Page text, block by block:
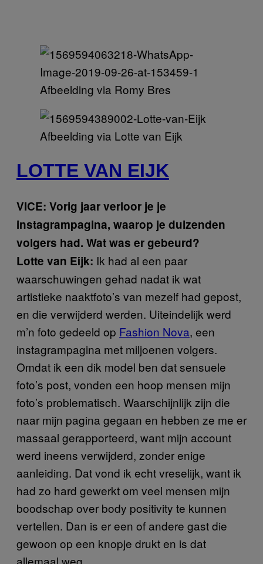
Afbeelding via Romy Bres
Afbeelding via Lotte van Eijk
LOTTE VAN EIJK
VICE: Vorig jaar verloor je je
instagrampagina, waarop je duizenden
volgers had. Wat was er gebeurd?
Lotte van Eijk: Ik had al een paar
waarschuwingen gehad nadat ik wat
artistieke naaktfoto’s van mezelf had gepost,
en die verwijderd werden. Uiteindelijk werd
m’n foto gedeeld op Fashion Nova, een
instagrampagina met miljoenen volgers.
Omdat ik een dik model ben dat sensuele
foto’s post, vonden een hoop mensen mijn
foto’s problematisch. Waarschijnlijk zijn die
naar mijn pagina gegaan en hebben ze me er
massaal gerapporteerd, want mijn account
werd ineens verwijderd, zonder enige
aanleiding. Dat vond ik echt vreselijk, want ik
had zo hard gewerkt om veel mensen mijn
boodschap over body positivity te kunnen
vertellen. Dan is er een of andere gast die
gewoon op een knopje drukt en is dat
allemaal weg.